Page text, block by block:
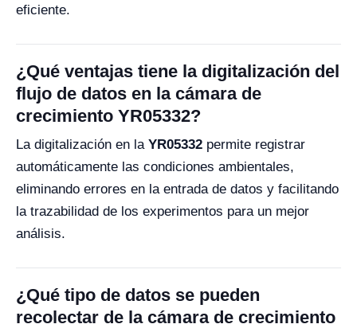
eficiente.
¿Qué ventajas tiene la digitalización del
flujo de datos en la cámara de
crecimiento YR05332?
La digitalización en la YR05332 permite registrar
automáticamente las condiciones ambientales,
eliminando errores en la entrada de datos y facilitando
la trazabilidad de los experimentos para un mejor
análisis.
¿Qué tipo de datos se pueden
recolectar de la cámara de crecimiento